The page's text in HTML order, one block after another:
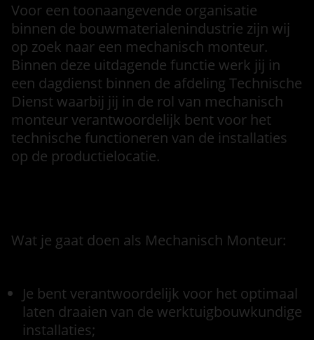
Voor een toonaangevende organisatie
binnen de bouwmaterialenindustrie zijn wij
op zoek naar een mechanisch monteur.
Binnen deze uitdagende functie werk jij in
een dagdienst binnen de afdeling Technische
Dienst waarbij jij in de rol van mechanisch
monteur verantwoordelijk bent voor het
technische functioneren van de installaties
op de productielocatie.
Wat je gaat doen als Mechanisch Monteur:
Je bent verantwoordelijk voor het optimaal
laten draaien van de werktuigbouwkundige
installaties;